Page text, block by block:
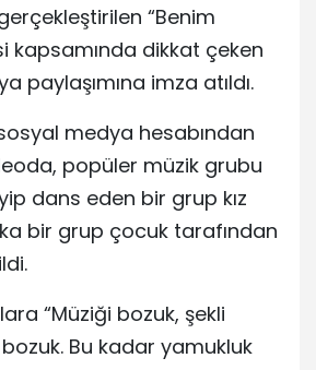
“Benim
kapsamında dikkat çeken
paylaşımına imza atıldı.
medya hesabından
popüler müzik grubu
dans eden bir grup kız
bir grup çocuk tarafından
“Müziği bozuk, şekli
Bu kadar yamukluk